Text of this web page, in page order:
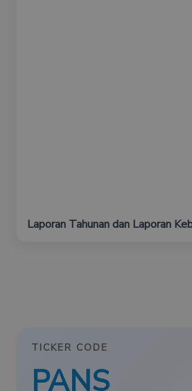
Laporan Tahunan dan Laporan
TICKER CODE
PANS